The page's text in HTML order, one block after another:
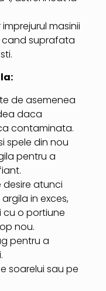
masinii
suprafata
de asemenea
daca
contaminata.
spele din nou
pentru a
atunci
in exces,
cu o portiune
nou.
pentru a
soarelui sau pe